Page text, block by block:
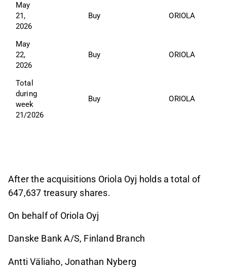
May
21,
2026
Buy ORIOLA
May
22,
2026
Buy ORIOLA
Total
during
week
21/2026
Buy ORIOLA
After the acquisitions Oriola Oyj holds a total of
647,637 treasury shares.
On behalf of Oriola Oyj
Danske Bank A/S, Finland Branch
Antti Väliaho, Jonathan Nyberg